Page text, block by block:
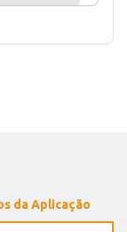
da Aplicação